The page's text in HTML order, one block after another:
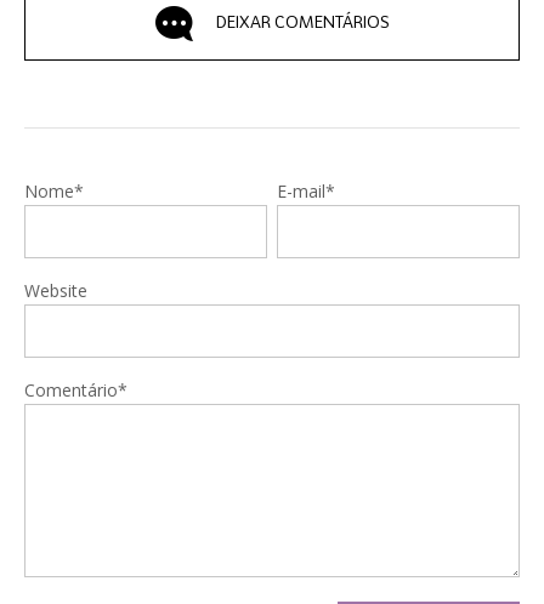
DEIXAR COMENTÁRIOS
Nome* E-mail*
Website
Comentário*